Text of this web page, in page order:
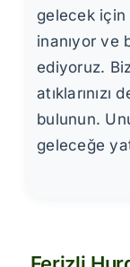
gelecek için
inanıyor ve
ediyoruz.
bulunun.
geleceğe